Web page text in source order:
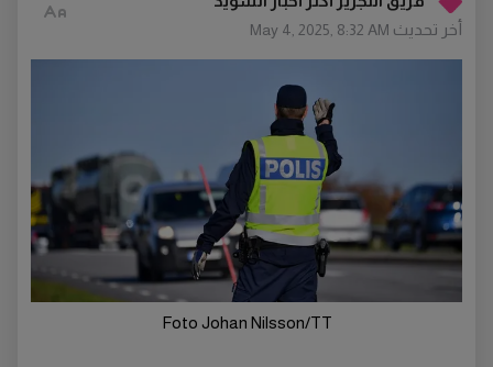
أخر تحديث May 4, 2025, 8:32 AM
Foto Johan Nilsson/TT